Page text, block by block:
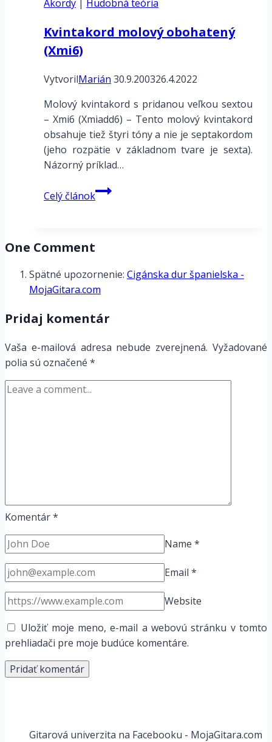
Akordy Hudobná teória
Kvintakord molový obohatený
(Xmi6)
VytvorilMarián 30.9.200326.4.2022
Molový kvintakord s pridanou veľkou sextou
– Xmi6 (Xmiadd6) – Tento molový kvintakord
obsahuje tiež štyri tóny a nie je septakordom
(jeho rozpätie v základnom tvare je sexta).
Názorný príklad…
Celý článokKvintakord
molový
One Comment
Spätné upozornenie: Cigánska dur španielska -
MojaGitara.com
Pridaj komentár
Vaša e-mailová adresa nebude zverejnená. Vyžadované
polia sú označené *
Komentár*
Name *
Email *
Website
Uložiť moje meno, e-mail a webovú stránku v tomto
prehliadači pre moje budúce komentáre.
Gitarová univerzita na Facebooku - MojaGitara.com